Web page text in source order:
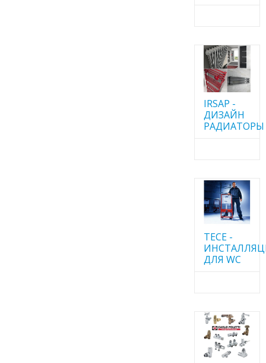
IRSAP -
ДИЗАЙН
РАДИАТОРЫ
TECE -
ДЛЯ WC